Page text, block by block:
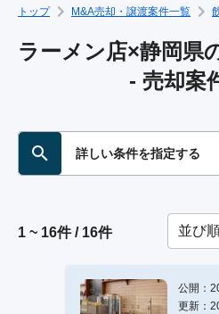
M&A専門家の方へ
トップ M&A売却・譲渡案件一覧
ラーメン店×静岡県
- 売却案
詳しい条件を指定する
1 ~ 16件 / 16件 並び順
公開：
更新：